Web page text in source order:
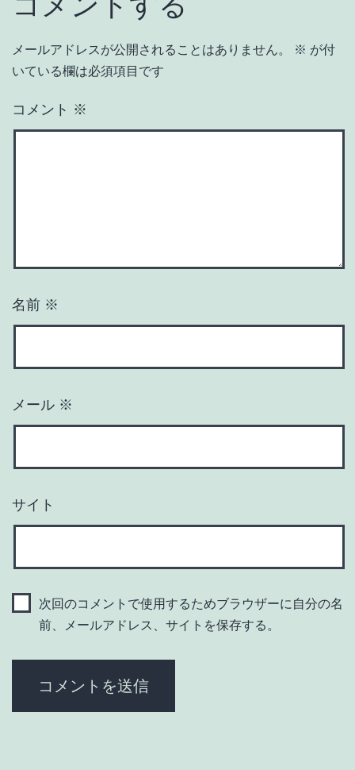
メールアドレスが公開されることはありません。 ※ が付
いている欄は必須項目です
コメント ※
名前 ※
メール ※
サイト
次回のコメントで使用するためブラウザーに自分の名
前、メールアドレス、サイトを保存する。